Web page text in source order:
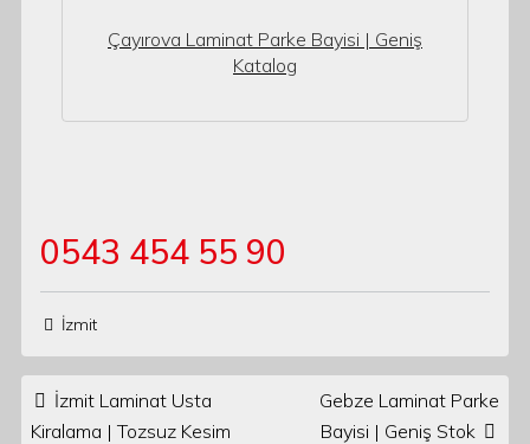
Çayırova Laminat Parke Bayisi | Geniş
Katalog
0543 454 55 90
İzmit
Post navigation
İzmit Laminat Usta
Kiralama | Tozsuz Kesim
Gebze Laminat Parke
Bayisi | Geniş Stok